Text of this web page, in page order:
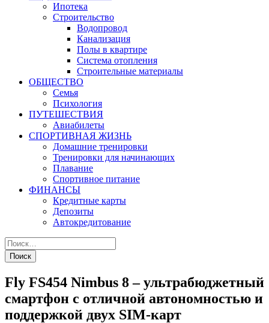
Ипотека
Строительство
Водопровод
Канализация
Полы в квартире
Система отопления
Строительные материалы
ОБЩЕСТВО
Семья
Психология
ПУТЕШЕСТВИЯ
Авиабилеты
СПОРТИВНАЯ ЖИЗНЬ
Домашние тренировки
Тренировки для начинающих
Плавание
Спортивное питание
ФИНАНСЫ
Кредитные карты
Депозиты
Автокредитование
Fly FS454 Nimbus 8 – ультрабюджетный
смартфон с отличной автономностью и
поддержкой двух SIM-карт